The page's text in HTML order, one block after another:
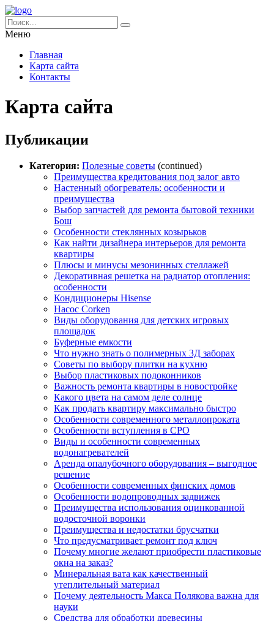
Меню
Главная
Карта сайта
Контакты
Карта сайта
Публикации
Категория: Полезные советы (continued)
Преимущества кредитования под залог авто
Настенный обогреватель: особенности и
преимущества
Выбор запчастей для ремонта бытовой техники
Бош
Особенности стеклянных козырьков
Как найти дизайнера интерьеров для ремонта
квартиры
Плюсы и минусы мезонинных стеллажей
Декоративная решетка на радиатор отопления:
особенности
Кондиционеры Hisense
Hасос Corken
Виды оборудования для детских игровых
площадок
Буферные емкости
Что нужно знать о полимерных 3Д заборах
Советы по выбору плитки на кухню
Выбор пластиковых подоконников
Важность ремонта квартиры в новостройке
Какого цвета на самом деле солнце
Как продать квартиру максимально быстро
Особенности современного металлопроката
Особенности вступления в СРО
Виды и особенности современных
водонагревателей
Аренда опалубочного оборудования – выгодное
решение
Особенности современных финских домов
Особенности водопроводных задвижек
Преимущества использования оцинкованной
водосточной воронки
Преимущества и недостатки брусчатки
Что предусматривает ремонт под ключ
Почему многие желают приобрести пластиковые
окна на заказ?
Минеральная вата как качественный
утеплительный материал
Почему деятельность Макса Полякова важна для
науки
Средства для обработки древесины